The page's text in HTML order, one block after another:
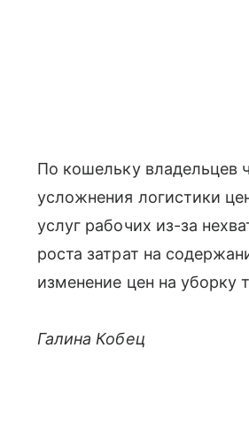
По кошельку владельцев
усложнения логистики
услуг рабочих из-за
роста затрат на
изменение цен на уборку
Галина Кобец